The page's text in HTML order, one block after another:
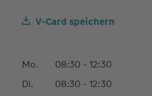
V-Card speichern
Mo.
08:30 - 12:30
Di.
08:30 - 12:30